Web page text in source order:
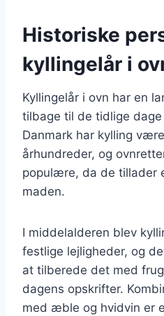
Historiske
kyllingelår i
Kyllingelår i ovn har en
tilbage til de tidlige
Danmark har kylling
århundreder, og
populære, da de tillader
maden.
I middelalderen blev
festlige lejligheder, og
at tilberede det med
dagens opskrifter.
med æble og hvidvin er